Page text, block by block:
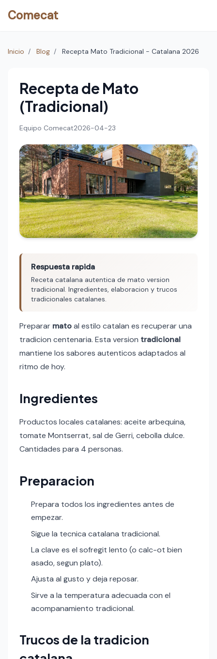
Comecat
Inicio / Blog / Recepta Mato Tradicional - Catalana 2026
Recepta de Mato
(Tradicional)
Equipo Comecat2026-04-23
Respuesta rapida
Receta catalana autentica de mato version
tradicional. Ingredientes, elaboracion y trucos
tradicionales catalanes.
Preparar matoal estilo catalan es recuperar una
tradicion centenaria. Esta version tradicional
mantiene los sabores autenticos adaptados al
ritmo de hoy.
Ingredientes
Productos locales catalanes: aceite arbequina,
tomate Montserrat, sal de Gerri, cebolla dulce.
Cantidades para 4 personas.
Preparacion
Prepara todos los ingredientes antes de
empezar.
Sigue la tecnica catalana tradicional.
La clave es el sofregit lento (o calc-ot bien
asado, segun plato).
Ajusta al gusto y deja reposar.
Sirve a la temperatura adecuada con el
acompanamiento tradicional.
Trucos de la tradicion